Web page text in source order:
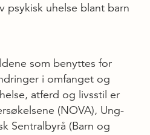
psykisk uhelse blant barn
som benyttes for
i omfanget og
atferd og livsstil er
(NOVA), Ung-
Sentralbyrå (Barn og